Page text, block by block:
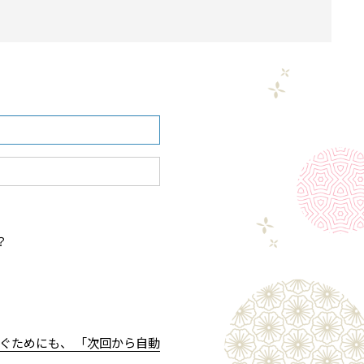
ためにも、 「次回から自動